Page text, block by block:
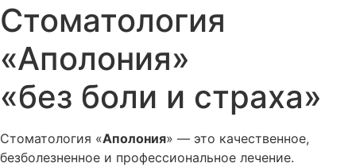
Стоматология
«Аполония»
«без боли и страха»
Стоматология «Аполония» — это качественное,
безболезненное и профессиональное лечение.